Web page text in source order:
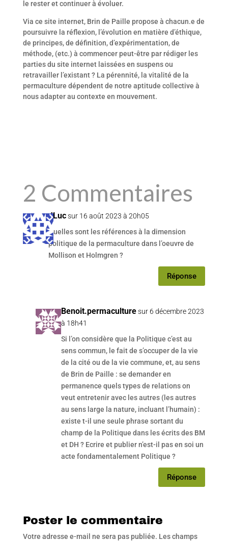
le rester et continuer à évoluer.
Via ce site internet, Brin de Paille propose à chacun.e de
poursuivre la réflexion, l’évolution en matière d’éthique,
de principes, de définition, d’expérimentation, de
méthode, (etc.) à commencer peut-être par rédiger les
parties du site internet laissées en suspens ou
retravailler l’existant ? La pérennité, la vitalité de la
permaculture dépendent de notre aptitude collective à
nous adapter au contexte en mouvement.
2 Commentaires
JLuc sur 16 août 2023 à 20h05
Quelles sont les références à la dimension
politique de la permaculture dans l’oeuvre de
Mollison et Holmgren ?
Réponse
Benoit.permaculture sur 6 décembre 2023
à 18h41
Si l’on considère que la Politique c’est au
sens commun, le fait de s’occuper de la vie
de la cité ou de la vie commune, et, au sens
de Brin de Paille : se demander en
permanence quels types de relations on
veut entretenir avec les autres (les autres
au sens large la nature, incluant l’humain) :
existe t-il une seule phrase sortant du
champ de la Politique dans les écrits des BM
et DH ? Ecrire et publier n’est-il pas en soi un
acte fondamentalement Politique ?
Réponse
Poster le commentaire
Votre adresse e-mail ne sera pas publiée. Les champs